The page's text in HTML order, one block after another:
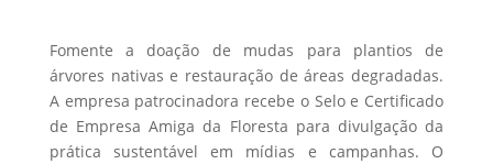
Fomente a doação de mudas para plantios de
árvores nativas e restauração de áreas degradadas.
A empresa patrocinadora recebe o Selo e Certificado
de Empresa Amiga da Floresta para divulgação da
prática sustentável em mídias e campanhas. O